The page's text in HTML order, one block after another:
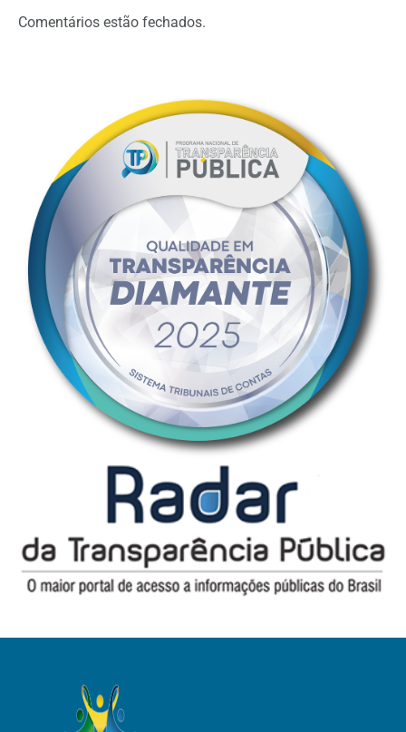
Comentários estão fechados.